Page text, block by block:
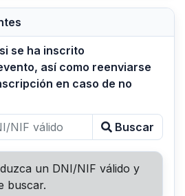
se ha inscrito
así como reenviarse
en caso de no
Buscar
un DNI/NIF válido y
buscar.